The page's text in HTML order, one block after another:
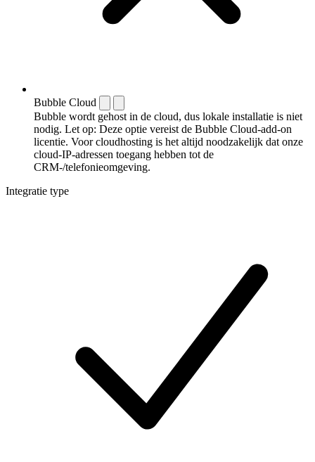
Bubble Cloud
Bubble wordt gehost in de cloud, dus lokale installatie is niet
nodig. Let op: Deze optie vereist de Bubble Cloud-add-on
licentie. Voor cloudhosting is het altijd noodzakelijk dat onze
cloud-IP-adressen toegang hebben tot de
CRM-/telefonieomgeving.
Integratie type